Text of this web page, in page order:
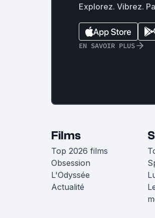
Explorez. Vibrez.
EN SAVOIR PLUS
Films
Top 2026 films
Obsession
L'Odyssée
Actualité